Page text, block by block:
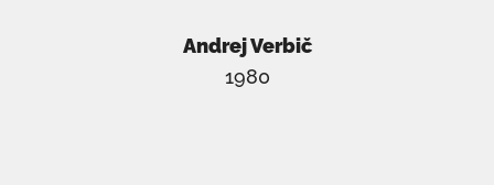
Andrej Verbič
1980